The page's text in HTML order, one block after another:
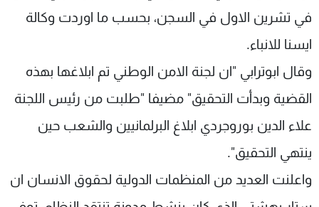
في تشرين الاول في السجن، بحسب ما اوردت وكالة
ايسنا للانباء.
وقال ابوترابي "ان لجنة الامن الوطني تم ابلاغها بهذه
القضية وبدأت التحقيق" مضيفا "طلبت من رئيس اللجنة
علاء الدين بوروجردي ابلاغ البرلمانيين والشعب حين
ينتهي التحقيق".
واعلنت العديد من المنظمات الدولية لحقوق الانسان ان
الإنـتـاج
لاعلاناتكم
تواصل معنا